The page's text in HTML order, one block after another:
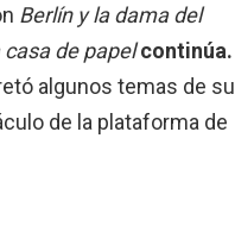
Berlín y la dama del
casa de papelcontinúa.
algunos temas de su
de la plataforma de